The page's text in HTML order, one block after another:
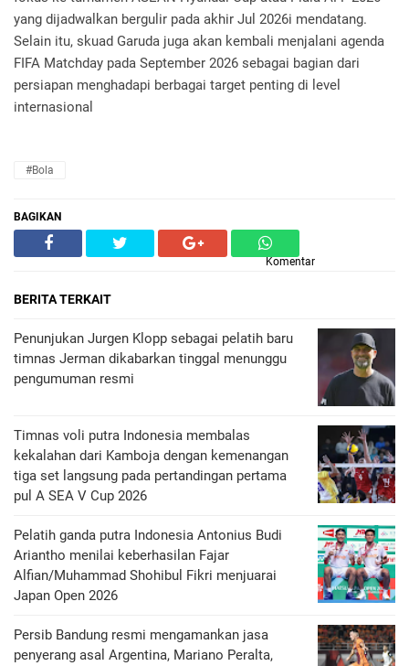
yang dijadwalkan bergulir pada akhir Jul 2026i mendatang.
Selain itu, skuad Garuda juga akan kembali menjalani agenda
FIFA Matchday pada September 2026 sebagai bagian dari
persiapan menghadapi berbagai target penting di level
internasional
#Bola
BAGIKAN
Komentar
BERITA TERKAIT
Penunjukan Jurgen Klopp sebagai pelatih baru
timnas Jerman dikabarkan tinggal menunggu
pengumuman resmi
Timnas voli putra Indonesia membalas
kekalahan dari Kamboja dengan kemenangan
tiga set langsung pada pertandingan pertama
pul A SEA V Cup 2026
Pelatih ganda putra Indonesia Antonius Budi
Ariantho menilai keberhasilan Fajar
Alfian/Muhammad Shohibul Fikri menjuarai
Japan Open 2026
Persib Bandung resmi mengamankan jasa
penyerang asal Argentina, Mariano Peralta,